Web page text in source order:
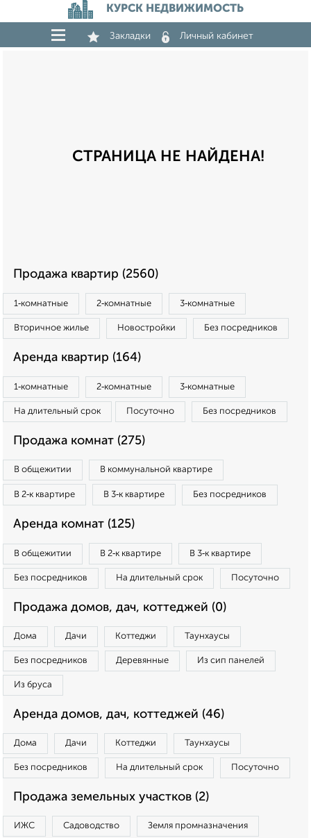
КУРСК НЕДВИЖИМОСТЬ
Закладки Личный кабинет
СТРАНИЦА НЕ НАЙДЕНА!
Продажа квартир (2560)
1‑комнатные 2‑комнатные 3‑комнатные
Вторичное жилье Новостройки Без посредников
Аренда квартир (164)
1‑комнатные 2‑комнатные 3‑комнатные
На длительный срок Посуточно Без посредников
Продажа комнат (275)
В общежитии В коммунальной квартире
В 2‑к квартире В 3‑к квартире Без посредников
Аренда комнат (125)
В общежитии В 2‑к квартире В 3‑к квартире
Без посредников На длительный срок Посуточно
Продажа домов, дач, коттеджей (0)
Дома Дачи Коттеджи Таунхаусы
Без посредников Деревянные Из сип панелей
Из бруса
Аренда домов, дач, коттеджей (46)
Дома Дачи Коттеджи Таунхаусы
Без посредников На длительный срок Посуточно
Продажа земельных участков (2)
ИЖС Садоводство Земля промназначения